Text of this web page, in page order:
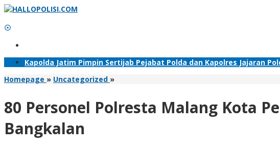
Lewati
konten
Kapolda Jatim Pimpin Sertijab Pejabat Polda dan Kapolres Jajaran
Homepage » Uncategorized »80
Malang
80 Personel Polresta Malang Kota
Bangkalan